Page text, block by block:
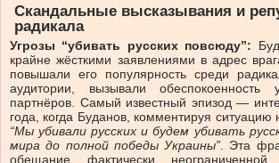
Скандальные высказывания и
радикала
Угрозы “убивать русских повсюду”:
крайне жёсткими заявлениями в адрес
повышали его популярность среди
аудитории, вызывали обеспокоенность
партнёров. Самый известный эпизод —
года, когда Буданов, комментируя
“Мы убивали русских и будем убивать
мира до полной победы Украины” . Эта
обещание фактически